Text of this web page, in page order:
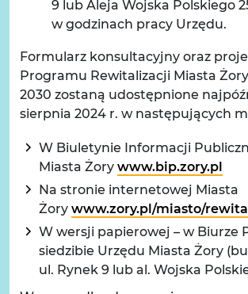
9 lub Aleja Wojska Polskiego
w godzinach pracy Urzędu.
Formularz konsultacyjny oraz
Programu Rewitalizacji Miasta
2030 zostaną udostępnione
sierpnia 2024 r. w następujących
W Biuletynie Informacji
Miasta Żory www.bip.zory.pl
Na stronie internetowej Miasta
Żory www.zory.pl/miasto/
W wersji papierowej – w Biurze
siedzibie Urzędu Miasta Żory
ul. Rynek 9 lub al. Wojska